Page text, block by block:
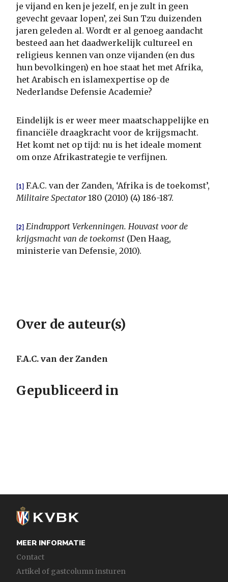
je vijand en ken je jezelf, en je zult in geen
gevecht gevaar lopen’, zei Sun Tzu duizenden
jaren geleden al. Wordt er al genoeg aandacht
besteed aan het daadwerkelijk cultureel en
religieus kennen van onze vijanden (en dus
hun bevolkingen) en hoe staat het met Afrika,
het Arabisch en islamexpertise op de
Nederlandse Defensie Academie?
Eindelijk is er weer meer maatschappelijke en
financiële draagkracht voor de krijgsmacht.
Het komt net op tijd: nu is het ideale moment
om onze Afrikastrategie te verfijnen.
[1] F.A.C. van der Zanden, ‘Afrika is de toekomst’,
Militaire Spectator180 (2010) (4) 186-187.
[2] Eindrapport Verkenningen. Houvast voor de
krijgsmacht van de toekomst (Den Haag,
ministerie van Defensie, 2010).
Over de auteur(s)
F.A.C. van der Zanden
Gepubliceerd in
MEER INFORMATIE
Contact
Artikel of gastcolumn insturen